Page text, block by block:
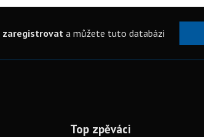
zaregistrovata můžete tuto databázi
Top zpěváci